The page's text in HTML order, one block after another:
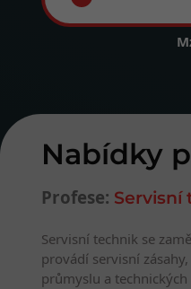
Nabídky
Profese: Servisní
Servisní technik se
provádí servisní
průmyslu a